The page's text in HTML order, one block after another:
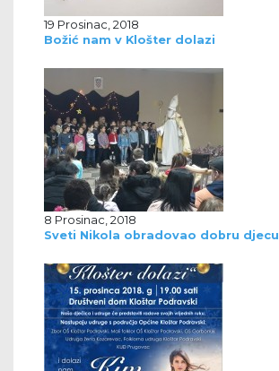
19 Prosinac, 2018
Božić nam v Klošter dolazi
8 Prosinac, 2018
Sveti Nikola obradovao dobru djecu